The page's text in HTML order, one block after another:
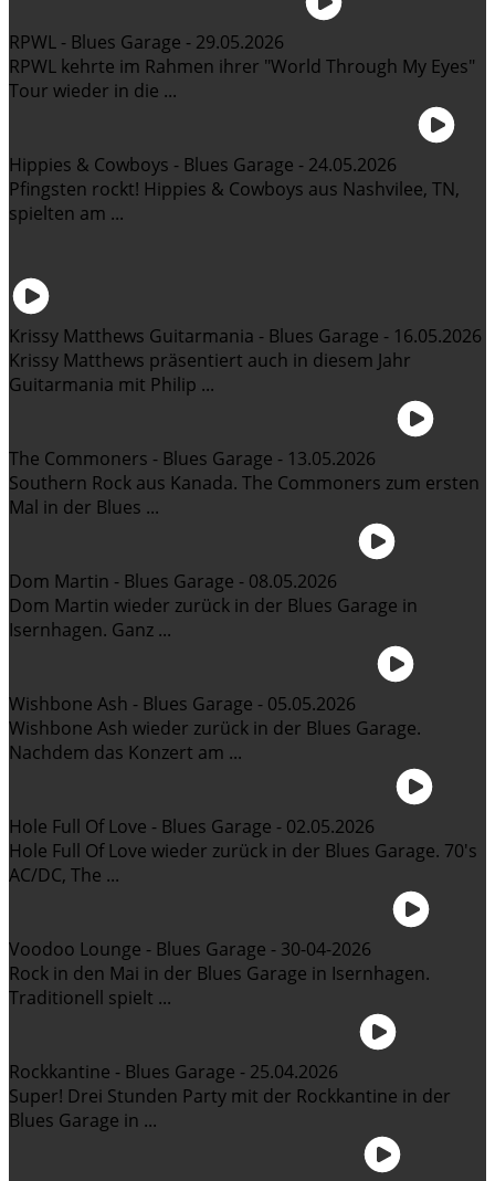
RPWL - Blues Garage - 29.05.2026
RPWL kehrte im Rahmen ihrer "World Through My Eyes"
Tour wieder in die ...
Hippies & Cowboys - Blues Garage - 24.05.2026
Pfingsten rockt! Hippies & Cowboys aus Nashvilee, TN,
spielten am ...
Krissy Matthews Guitarmania - Blues Garage - 16.05.2026
Krissy Matthews präsentiert auch in diesem Jahr
Guitarmania mit Philip ...
The Commoners - Blues Garage - 13.05.2026
Southern Rock aus Kanada. The Commoners zum ersten
Mal in der Blues ...
Dom Martin - Blues Garage - 08.05.2026
Dom Martin wieder zurück in der Blues Garage in
Isernhagen. Ganz ...
Wishbone Ash - Blues Garage - 05.05.2026
Wishbone Ash wieder zurück in der Blues Garage.
Nachdem das Konzert am ...
Hole Full Of Love - Blues Garage - 02.05.2026
Hole Full Of Love wieder zurück in der Blues Garage. 70's
AC/DC, The ...
Voodoo Lounge - Blues Garage - 30-04-2026
Rock in den Mai in der Blues Garage in Isernhagen.
Traditionell spielt ...
Rockkantine - Blues Garage - 25.04.2026
Super! Drei Stunden Party mit der Rockkantine in der
Blues Garage in ...